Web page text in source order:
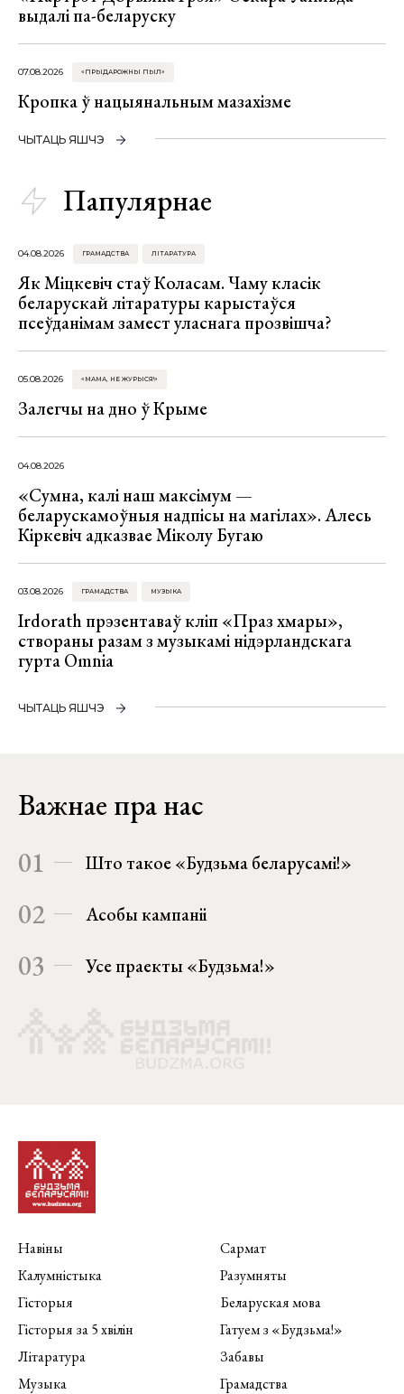
выдалі па-беларуску
07.08.2026 «ПРЫДАРОЖНЫ ПЫЛ»
Кропка ў нацыянальным мазахізме
ЧЫТАЦЬ ЯШЧЭ
Папулярнае
04.08.2026 ГРАМАДСТВА ЛІТАРАТУРА
Як Міцкевіч стаў Коласам. Чаму класік
беларускай літаратуры карыстаўся
псеўданімам замест уласнага прозвішча?
05.08.2026 «МАМА, НЕ ЖУРЫСЯ!»
Залегчы на дно ў Крыме
04.08.2026
«Сумна, калі наш максімум —
беларускамоўныя надпісы на магілах». Алесь
Кіркевіч адказвае Міколу Бугаю
03.08.2026 ГРАМАДСТВА МУЗЫКА
Irdorath прэзентаваў кліп «Праз хмары»,
створаны разам з музыкамі нідэрландскага
гурта Omnia
ЧЫТАЦЬ ЯШЧЭ
Важнае пра нас
01 Што такое «Будзьма беларусамі!»
02 Асобы кампаніі
03 Усе праекты «Будзьма!»
Навіны
Калумністыка
Гісторыя
Гісторыя за 5 хвілін
Літаратура
Музыка
Сармат
Разумняты
Беларуская мова
Гатуем з «Будзьма!»
Забавы
Грамадства